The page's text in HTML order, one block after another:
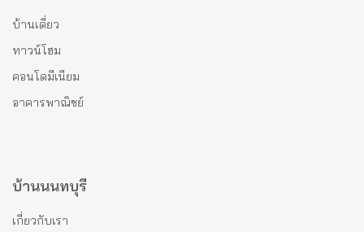
บ้านเดี่ยว
ทาวน์โฮม
คอนโดมีเนียม
อาคารพาณิชย์
บ้านนนทบุรี
เกี่ยวกับเรา